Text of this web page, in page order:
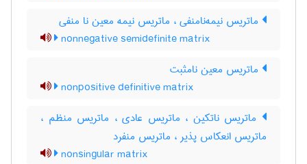
ماتریس نیمه‌نامنفی ، ماتریس نیمه معین نا منفی
nonnegative semidefinite matrix
ماتریس معین نامثبت
nonpositive definitive matrix
ماتریس ناتکین ، ماتریس عادی ، ماتریس منظم ،
ماتریس انعکاس پذیر ، ماتریس منفرد
nonsingular matrix